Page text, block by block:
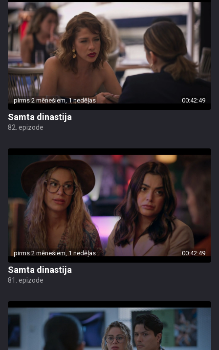
pirms 2 mēnešiem, 1 nedēļas 00:42:49
Samta dinastija
82. epizode
pirms 2 mēnešiem, 1 nedēļas 00:42:49
Samta dinastija
81. epizode